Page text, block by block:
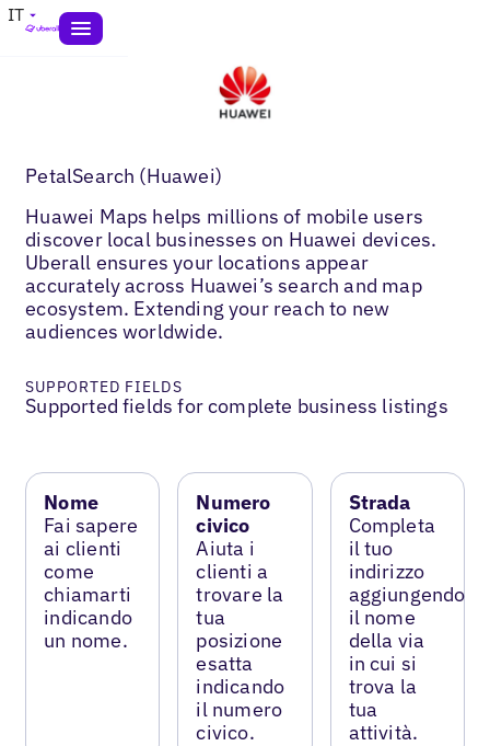
IT
PetalSearch (Huawei)
Huawei Maps helps millions of mobile users
discover local businesses on Huawei devices.
Uberall ensures your locations appear
accurately across Huawei’s search and map
ecosystem. Extending your reach to new
audiences worldwide.
SUPPORTED FIELDS
Supported fields for complete business listings
Nome
Fai sapere
ai clienti
come
chiamarti
indicando
un nome.
Numero
civico
Aiuta i
clienti a
trovare la
tua
posizione
esatta
indicando
il numero
civico.
Strada
Completa
il tuo
indirizzo
aggiungendo
il nome
della via
in cui si
trova la
tua
attività.